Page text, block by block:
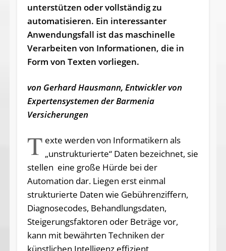
unterstützen oder vollständig zu
automatisieren. Ein interessanter
Anwendungsfall ist das maschinelle
Verarbeiten von Informationen, die in
Form von Texten vorliegen.
von Gerhard Hausmann, Entwickler von
Expertensystemen der Barmenia
Versicherungen
T exte werden von Informatikern als
„unstrukturierte“ Daten bezeichnet, sie
stellen eine große Hürde bei der
Automation dar. Liegen erst einmal
strukturierte Daten wie Gebührenziffern,
Diagnosecodes, Behandlungsdaten,
Steigerungsfaktoren oder Beträge vor,
kann mit bewährten Techniken der
künstlichen Intelligenz effizient